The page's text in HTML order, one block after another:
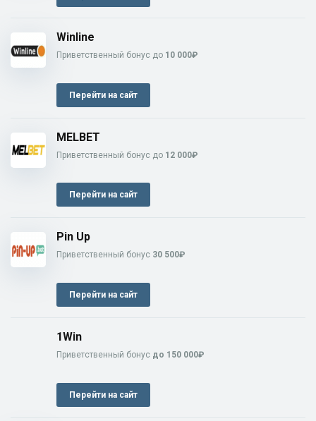
Winline
Приветственный бонус до 10 000₽
Перейти на сайт
MELBET
Приветственный бонус до 12 000₽
Перейти на сайт
Pin Up
Приветственный бонус 30 500₽
Перейти на сайт
1Win
Приветственный бонус до 150 000₽
Перейти на сайт